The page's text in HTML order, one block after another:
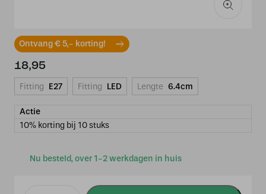
Ontvang € 5,- korting!
Nu besteld, over 1-2 werkdagen in huis
18,95
Fitting E27 Fitting LED Lengte 6.4cm
Actie
10% korting bij 10 stuks